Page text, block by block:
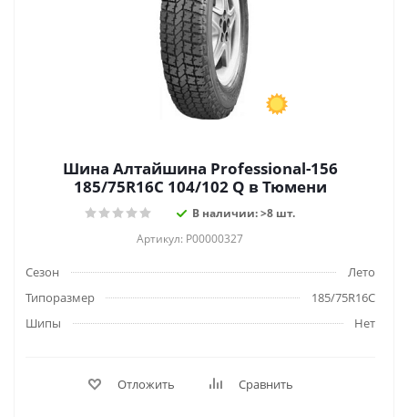
Шина Алтайшина Professional-156
185/75R16C 104/102 Q в Тюмени
В наличии: >8 шт.
Артикул: Р00000327
Сезон
Лето
Типоразмер
185/75R16C
Шипы
Нет
Отложить Сравнить